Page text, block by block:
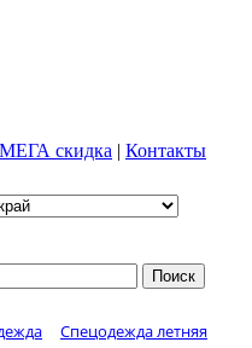
МЕГА скидка | Контакты
Спецодежда летняя